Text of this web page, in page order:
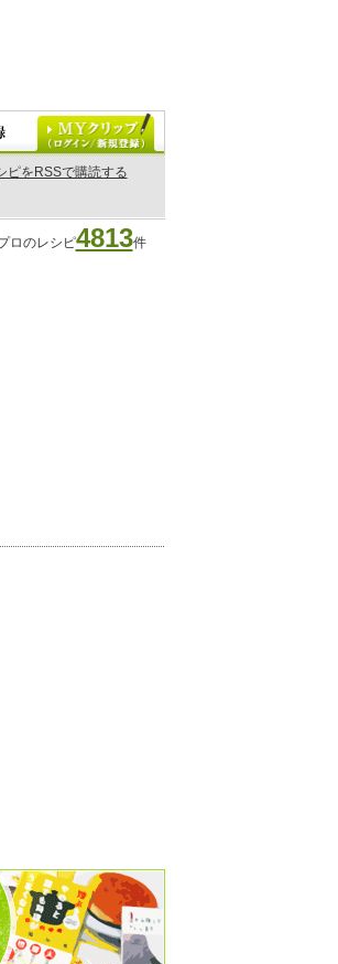
ピをRSSで購読する
ロのレシピ4813件